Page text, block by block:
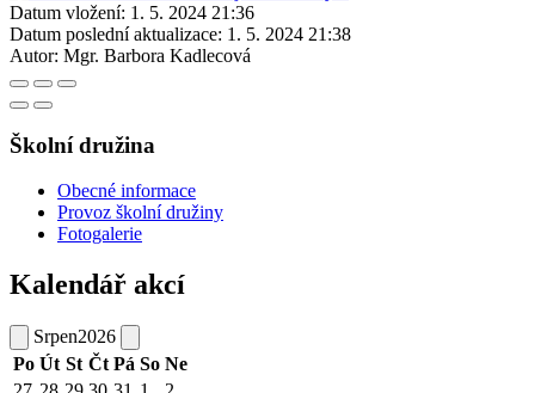
Datum vložení: 1. 5. 2024 21:36
Datum poslední aktualizace: 1. 5. 2024 21:38
Autor: Mgr. Barbora Kadlecová
Školní družina
Obecné informace
Provoz školní družiny
Fotogalerie
Kalendář akcí
Srpen2026
Po Út St Čt Pá So Ne